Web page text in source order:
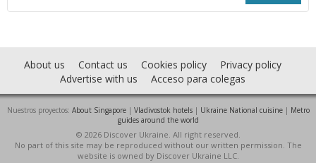
About us Contact us Cookies policy
Privacy policy
Advertise with us
Acceso para colegas
Nuestros proyectos: About Singapore| Vladivostok hotels| Ukraine National cuisine| Metro
guides around the world
© 2026 Discover Ukraine. All right reserved.
No part of this site may be reproduced without our written permission. The
website is owned by Discover Ukraine LLC.